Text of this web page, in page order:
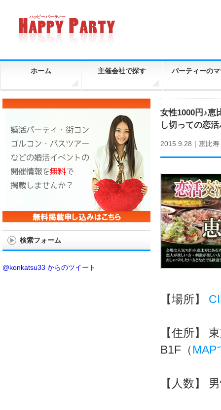
ホーム 主催会社で探す パーティーの
女性1000円♪恵
し切っての恋
2015.9.28｜ 恵比寿
【場所】
【住所】
B1F（MAP
【人数】
検索フォーム
@konkatsu33 からのツイート